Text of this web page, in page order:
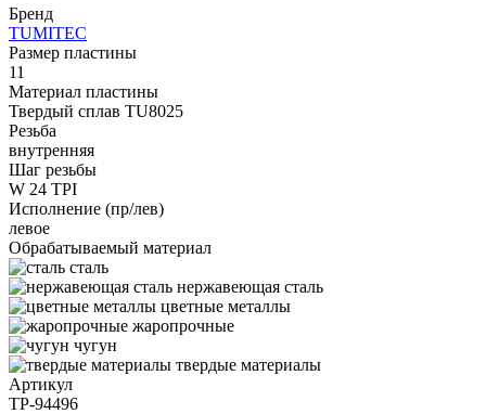
Бренд
TUMITEC
Размер пластины
11
Материал пластины
Твердый сплав TU8025
Резьба
внутренняя
Шаг резьбы
W 24 TPI
Исполнение (пр/лев)
левое
Обрабатываемый материал
сталь
нержавеющая сталь
цветные металлы
жаропрочные
чугун
твердые материалы
Артикул
TP-94496